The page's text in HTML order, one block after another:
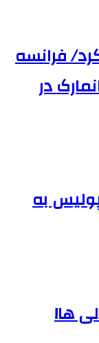
فرانسه
در
به
ها!